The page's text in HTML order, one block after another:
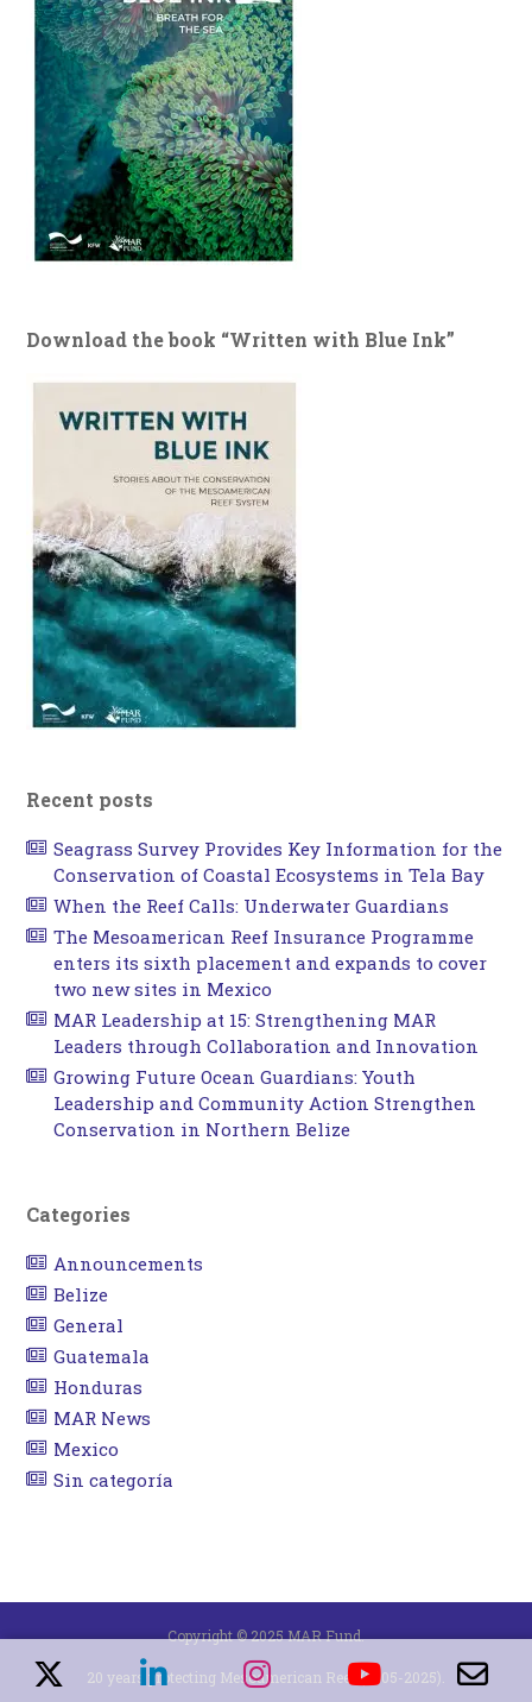
Download the book “Written with Blue Ink”
Recent posts
Seagrass Survey Provides Key Information for the
Conservation of Coastal Ecosystems in Tela Bay
When the Reef Calls: Underwater Guardians
The Mesoamerican Reef Insurance Programme
enters its sixth placement and expands to cover
two new sites in Mexico
MAR Leadership at 15: Strengthening MAR
Leaders through Collaboration and Innovation
Growing Future Ocean Guardians: Youth
Leadership and Community Action Strengthen
Conservation in Northern Belize
Categories
Announcements
Belize
General
Guatemala
Honduras
MAR News
Mexico
Sin categoría
Copyright © 2025 MAR Fund.
20 years protecting Mesoamerican Reef (2005-2025).